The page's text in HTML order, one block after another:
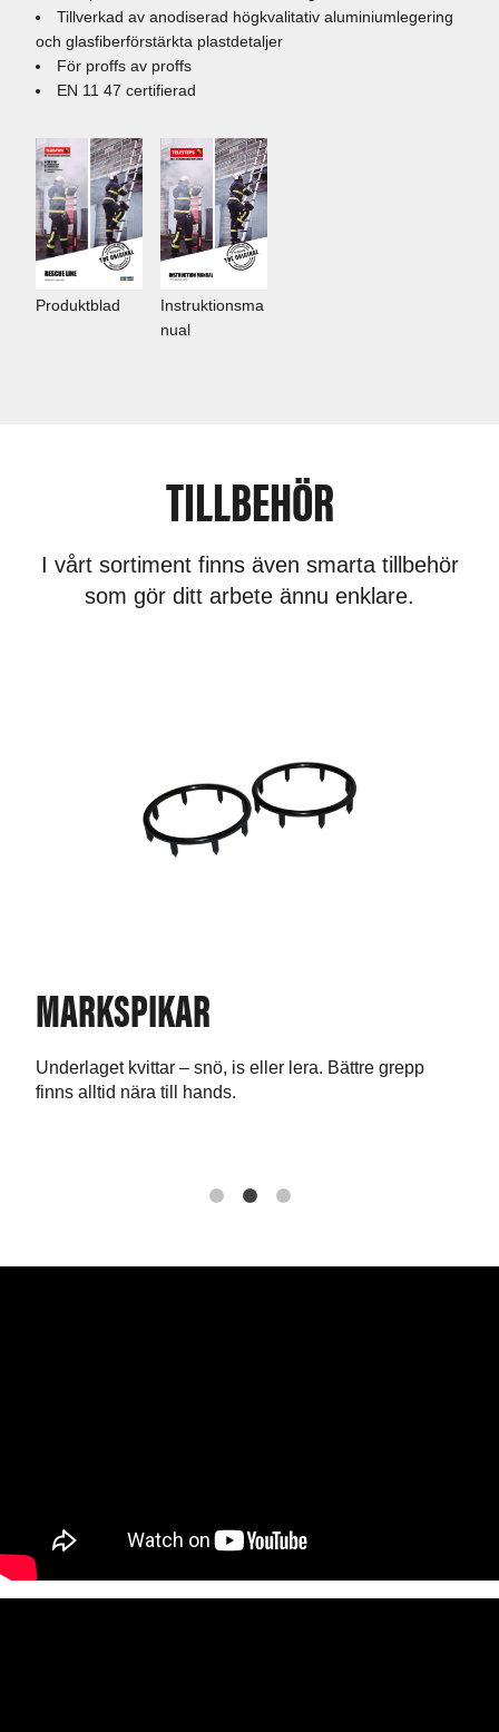
Tillverkad av anodiserad högkvalitativ aluminiumlegering
och glasfiberförstärkta plastdetaljer
För proffs av proffs
EN 11 47 certifierad
Produktblad
Instruktionsma
nual
TILLBEHÖR
I vårt sortiment finns även smarta tillbehör
som gör ditt arbete ännu enklare.
MARKSPIKAR
Underlaget kvittar – snö, is eller lera. Bättre grepp
finns alltid nära till hands.